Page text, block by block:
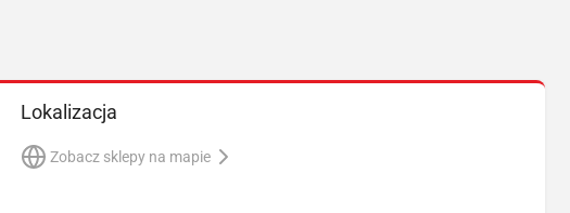
Lokalizacja
Zobacz sklepy na mapie